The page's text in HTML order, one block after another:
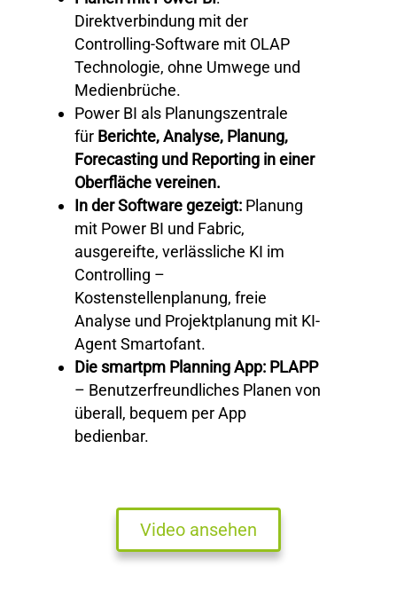
Direktverbindung mit der
Controlling-Software mit OLAP
Technologie, ohne Umwege und
Medienbrüche.
Power BI als Planungszentrale
für Berichte, Analyse, Planung,
Forecasting und Reporting ineiner
Oberfläche vereinen.
In der Software gezeigt: Planung
mit Power BI und Fabric,
ausgereifte, verlässliche KI im
Controlling –
Kostenstellenplanung, freie
Analyse und Projektplanung mit KI-
Agent Smartofant.
Die smartpm Planning App: PLAPP
– Benutzerfreundliches Planen von
überall, bequem per App
bedienbar.
Video ansehen